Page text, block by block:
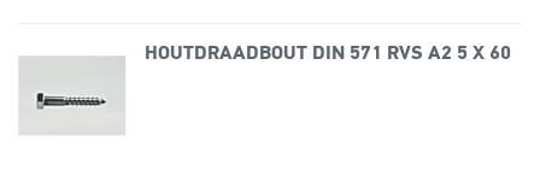
HOUTDRAADBOUT DIN 571 RVS A2 5 X 60